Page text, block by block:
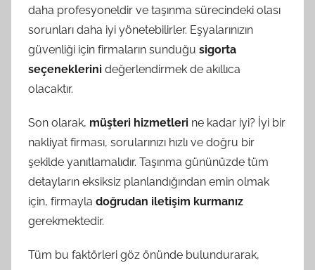
daha profesyoneldir ve taşınma sürecindeki olası
sorunları daha iyi yönetebilirler. Eşyalarınızın
güvenliği için firmaların sunduğu sigorta
seçeneklerini değerlendirmek de akıllıca
olacaktır.
Son olarak, müşteri hizmetleri ne kadar iyi? İyi bir
nakliyat firması, sorularınızı hızlı ve doğru bir
şekilde yanıtlamalıdır. Taşınma gününüzde tüm
detayların eksiksiz planlandığından emin olmak
için, firmayla doğrudan iletişim kurmanız
gerekmektedir.
Tüm bu faktörleri göz önünde bulundurarak,